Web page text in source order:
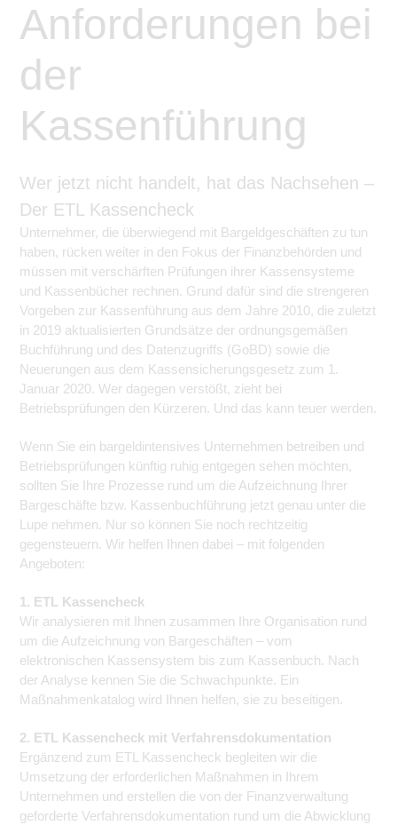
Anforderungen bei
der
Kassenführung
Wer jetzt nicht handelt, hat das Nachsehen –
Der ETL Kassencheck
Unternehmer, die überwiegend mit Bargeldgeschäften zu tun
haben, rücken weiter in den Fokus der Finanzbehörden und
müssen mit verschärften Prüfungen ihrer Kassensysteme
und Kassenbücher rechnen. Grund dafür sind die strengeren
Vorgeben zur Kassenführung aus dem Jahre 2010, die zuletzt
in 2019 aktualisierten Grundsätze der ordnungsgemäßen
Buchführung und des Datenzugriffs (GoBD) sowie die
Neuerungen aus dem Kassensicherungsgesetz zum 1.
Januar 2020. Wer dagegen verstößt, zieht bei
Betriebsprüfungen den Kürzeren. Und das kann teuer werden.
Wenn Sie ein bargeldintensives Unternehmen betreiben und
Betriebsprüfungen künftig ruhig entgegen sehen möchten,
sollten Sie Ihre Prozesse rund um die Aufzeichnung Ihrer
Bargeschäfte bzw. Kassenbuchführung jetzt genau unter die
Lupe nehmen. Nur so können Sie noch rechtzeitig
gegensteuern. Wir helfen Ihnen dabei – mit folgenden
Angeboten:
1. ETL Kassencheck
Wir analysieren mit Ihnen zusammen Ihre Organisation rund
um die Aufzeichnung von Bargeschäften – vom
elektronischen Kassensystem bis zum Kassenbuch. Nach
der Analyse kennen Sie die Schwachpunkte. Ein
Maßnahmenkatalog wird Ihnen helfen, sie zu beseitigen.
2. ETL Kassencheck mit Verfahrensdokumentation
Ergänzend zum ETL Kassencheck begleiten wir die
Umsetzung der erforderlichen Maßnahmen in Ihrem
Unternehmen und erstellen die von der Finanzverwaltung
geforderte Verfahrensdokumentation rund um die Abwicklung